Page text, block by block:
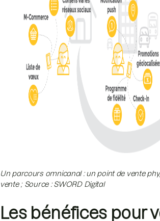
Un parcours omnicanal : un point de vente
vente ; Source : SWORD Digital
Les bénéfices pour